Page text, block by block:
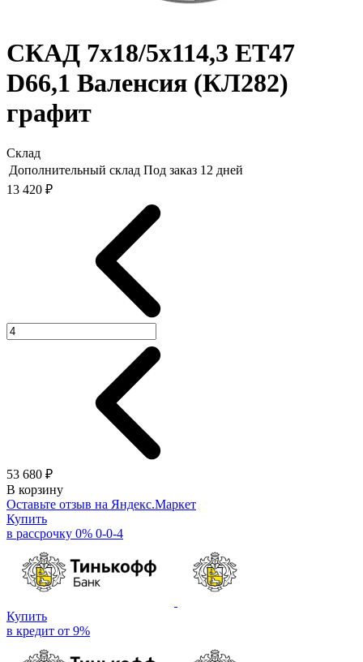
СКАД 7x18/5x114,3 ET47
D66,1 Валенсия (КЛ282)
графит
Склад
Дополнительный склад Под заказ 12 дней
13 420 ₽
53 680 ₽
В корзину
Оставьте отзыв на Яндекс.Маркет
Купить
в рассрочку 0% 0-0-4
Купить
в кредит от 9%